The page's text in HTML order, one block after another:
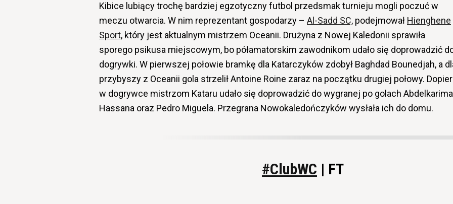
Kibice lubiący trochę bardziej egzotyczny futbol przedsmak turnieju mogli poczuć w
meczu otwarcia. W nim reprezentant gospodarzy – Al-Sadd SC, podejmował Hienghene
Sport, który jest aktualnym mistrzem Oceanii. Drużyna z Nowej Kaledonii sprawiła
sporego psikusa miejscowym, bo półamatorskim zawodnikom udało się doprowadzić
dogrywki. W pierwszej połowie bramkę dla Katarczyków zdobył Baghdad Bounedjah, a
przybyszy z Oceanii gola strzelił Antoine Roine zaraz na początku drugiej połowy.
w dogrywce mistrzom Kataru udało się doprowadzić do wygranej po golach Abdelkarima
Hassana oraz Pedro Miguela. Przegrana Nowokaledończyków wysłała ich do domu.
#ClubWC | FT